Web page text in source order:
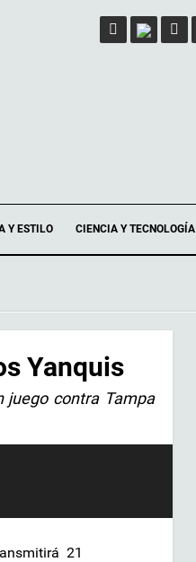
Y ESTILO CIENCIA Y TECNOLOGÍA
Yanquis
juego contra Tampa
21